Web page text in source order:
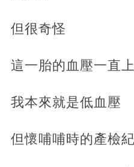
但很奇怪
這一胎的血壓一直
我本來就是低血壓
但懷哺哺時的產檢